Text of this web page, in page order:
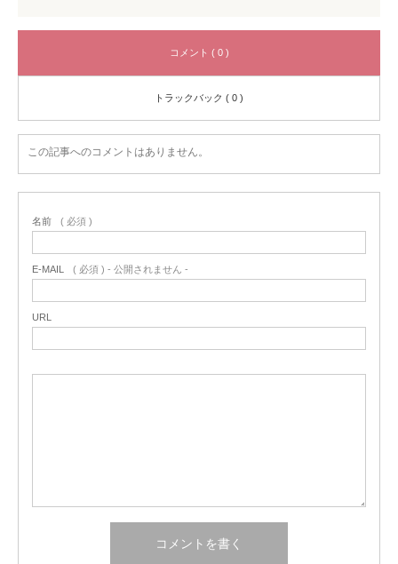
コメント ( 0 )
トラックバック ( 0 )
この記事へのコメントはありません。
名前 ( 必須 )
E-MAIL ( 必須 ) - 公開されません -
URL